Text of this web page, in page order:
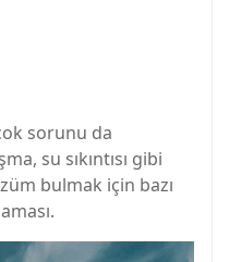
sorunu da
su sıkıntısı gibi
bulmak için bazı